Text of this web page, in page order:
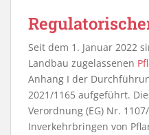
Seit dem 1. Januar 2022
Landbau zugelassenen
Anhang I der
2021/1165 aufgeführt.
Verordnung (EG) Nr.
Inverkehrbringen von